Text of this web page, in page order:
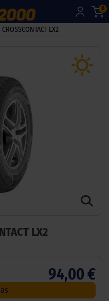
0
CROSSCONTACT LX2
LX2
94,00 €